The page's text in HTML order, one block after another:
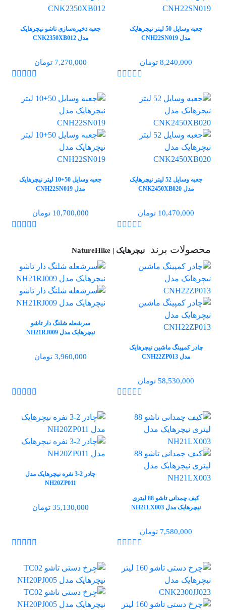
جعبه وسایل 50 لیتر نیچرهایک
مدل CNH22SN019
8,240,000 تومان
جعبه ذخیره‌سازی تاشو نیچرهایک
مدل CNK2350XB012
7,270,000 تومان
جعبه وسایل 52 لیتر نیچرهایک
مدل CNK2450XB020
10,470,000 تومان
جعبه وسایل 50+10 لیتر نیچرهایک
مدل CNH22SN019
10,700,000 تومان
محصولات برند نیچرهایک | NatureHike
چادر کمپینگ ماشین نیچرهایک
مدل CNH22ZP013
58,530,000 تومان
سرشعله شلنگ دار تاشو
نیچرهایک مدل NH21RJ009
3,960,000 تومان
کیف چمدانی تاشو 88 لیتری
نیچرهایک مدل NH21LX003
7,580,000 تومان
چادر 2-3 نفره نیچرهایک مدل
NH20ZP011
35,130,000 تومان